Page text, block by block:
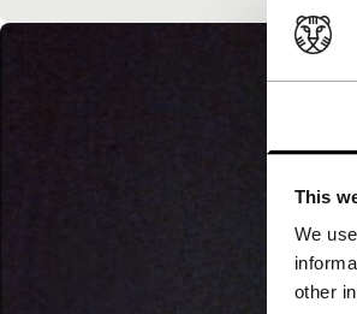
This
We
other